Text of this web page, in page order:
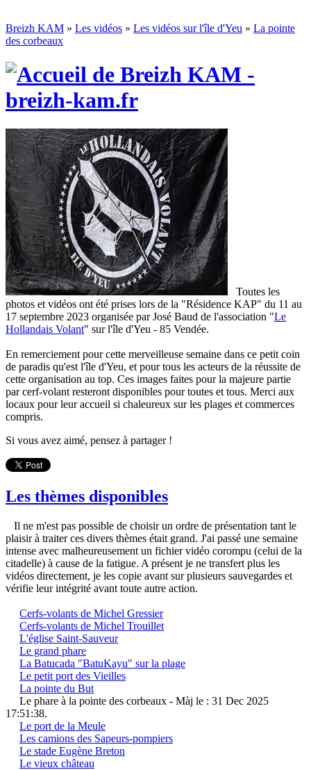
Breizh KAM » Les vidéos » Les vidéos sur l'île d'Yeu » La pointe
des corbeaux
Toutes les
photos et vidéos ont été prises lors de la "Résidence KAP" du 11 au
17 septembre 2023 organisée par José Baud de l'association "Le
Hollandais Volant" sur l'île d'Yeu - 85 Vendée.
En remerciement pour cette merveilleuse semaine dans ce petit coin
de paradis qu'est l'île d'Yeu, et pour tous les acteurs de la réussite de
cette organisation au top. Ces images faites pour la majeure partie
par cerf-volant resteront disponibles pour toutes et tous. Merci aux
locaux pour leur accueil si chaleureux sur les plages et commerces
compris.
Si vous avez aimé, pensez à partager !
Les thèmes disponibles
Il ne m'est pas possible de choisir un ordre de présentation tant le
plaisir à traiter ces divers thèmes était grand. J'ai passé une semaine
intense avec malheureusement un fichier vidéo corompu (celui de la
citadelle) à cause de la fatigue. A présent je ne transfert plus les
vidéos directement, je les copie avant sur plusieurs sauvegardes et
vérifie leur intégrité avant toute autre action.
Cerfs-volants de Michel Gressier
Cerfs-volants de Michel Trouillet
L'église Saint-Sauveur
Le grand phare
La Batucada "BatuKayu" sur la plage
Le petit port des Vieilles
La pointe du But
Le phare à la pointe des corbeaux - Màj le : 31 Dec 2025
17:51:38.
Le port de la Meule
Les camions des Sapeurs-pompiers
Le stade Eugène Breton
Le vieux château